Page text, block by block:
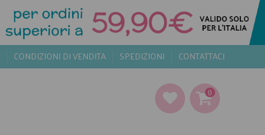
CONDIZIONI DI VENDITA SPEDIZIONI CONTATTACI
0